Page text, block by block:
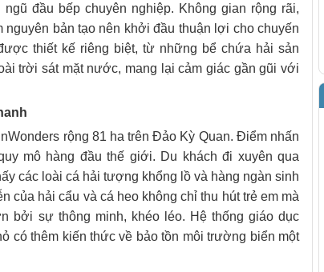
đầu bếp chuyên nghiệp. Không gian rộng rãi,
bản tạo nên khởi đầu thuận lợi cho chuyến
thiết kế riêng biệt, từ những bể chứa hải sản
trời sát mặt nước, mang lại cảm giác gần gũi với
rộng 81 ha trên Đảo Kỳ Quan. Điểm nhấn
mô hàng đầu thế giới. Du khách đi xuyên qua
các loài cá hải tượng khổng lồ và hàng ngàn sinh
của hải cẩu và cá heo không chỉ thu hút trẻ em mà
bởi sự thông minh, khéo léo. Hệ thống giáo dục
có thêm kiến thức về bảo tồn môi trường biển một